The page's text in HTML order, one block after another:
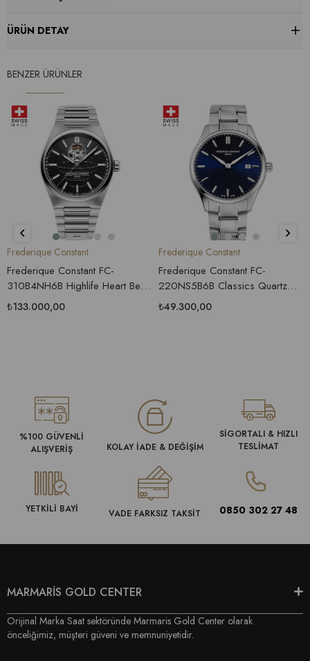
ÜRÜN DETAY
BENZER ÜRÜNLER
Frederique Constant
Frederique Constant FC-
310B4NH6B Highlife Heart Beat
Automatic Erkek Saati
₺133.000,00
Frederique Constant
Frederique Constant FC-
220NS5B6B Classics Quartz
Erkek Saati
₺49.300,00
%100 GÜVENLİ
ALIŞVERİŞ
KOLAY İADE & DEĞİŞİM
SİGORTALI & HIZLI
TESLİMAT
YETKİLİ BAYİ VADE FARKSIZ TAKSİT 0850 302 27 48
MARMARİS GOLD CENTER
Orijinal Marka Saat sektöründe Marmaris Gold Center olarak
önceliğimiz, müşteri güveni ve memnuniyetidir.